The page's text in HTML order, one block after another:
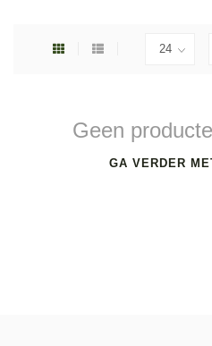
Geen
GA VERDER